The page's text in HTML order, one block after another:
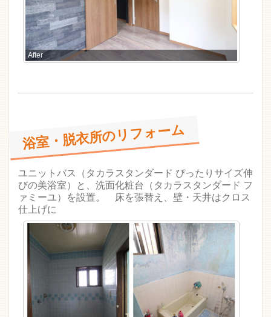
After
浴室・脱衣所のリフォーム
ユニットバス（タカラスタンダード ぴったりサイズ伸
びの美浴室）と、洗面化粧台（タカラスタンダード フ
ァミーユ）を設置。 床を張替え、壁・天井はクロス
仕上げに